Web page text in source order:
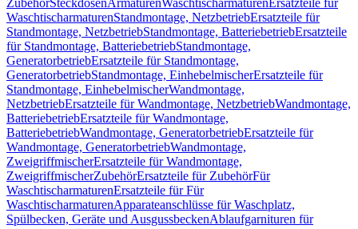
ZubehörSteckdosenArmaturenWaschtischarmaturen Ersatzteile für
WaschtischarmaturenStandmontage, NetzbetriebErsatzteile für
Standmontage, NetzbetriebStandmontage, BatteriebetriebErsatzteile
für Standmontage, BatteriebetriebStandmontage,
GeneratorbetriebErsatzteile für Standmontage,
GeneratorbetriebStandmontage, EinhebelmischerErsatzteile für
Standmontage, EinhebelmischerWandmontage,
NetzbetriebErsatzteile für Wandmontage, NetzbetriebWandmontage,
BatteriebetriebErsatzteile für Wandmontage,
BatteriebetriebWandmontage, GeneratorbetriebErsatzteile für
Wandmontage, GeneratorbetriebWandmontage,
ZweigriffmischerErsatzteile für Wandmontage,
ZweigriffmischerZubehörErsatzteile für ZubehörFür
WaschtischarmaturenErsatzteile für Für
WaschtischarmaturenApparateanschlüsse für Waschplatz,
Spülbecken, Geräte und AusgussbeckenAblaufgarnituren für